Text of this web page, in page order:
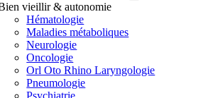
vieillir & autonomie
Hématologie
Maladies métaboliques
Neurologie
Oncologie
Orl Oto Rhino Laryngologie
Pneumologie
Psychiatrie